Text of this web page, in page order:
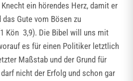
ein hörendes Herz, damit er
Gute vom Bösen zu
Kön 3,9). Die Bibel will uns mit
es für einen Politiker letztlich
Maßstab und der Grund für
nicht der Erfolg und schon gar